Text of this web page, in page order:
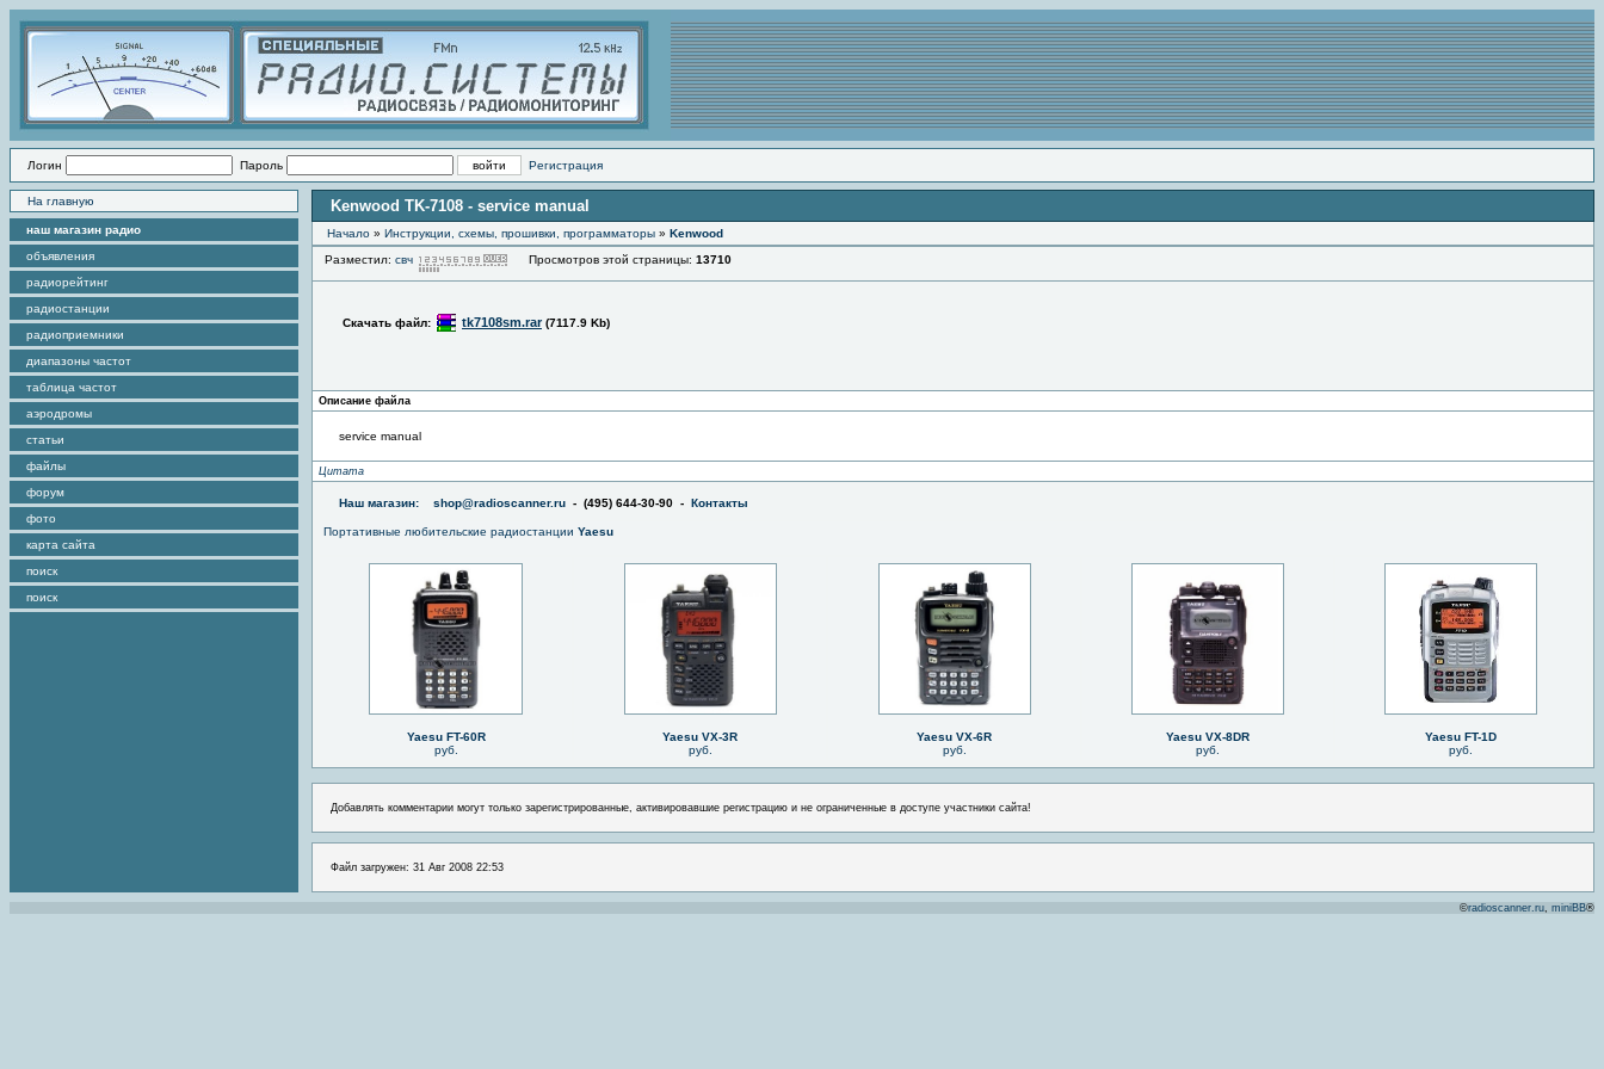
Логин Пароль Регистрация
На главную
наш магазин радио
объявления
радиорейтинг
радиостанции
радиоприемники
диапазоны частот
таблица частот
аэродромы
статьи
файлы
форум
фото
карта сайта
поиск
поиск
Kenwood TK-7108 - service manual
Начало » Инструкции, схемы, прошивки, программаторы » Kenwood
Разместил: свч Просмотров этой страницы: 13710
Скачать файл: tk7108sm.rar (7117.9 Kb)
Описание файла
service manual
Цитата
Наш магазин: shop@radioscanner.ru - (495) 644-30-90 - Контакты
Портативные любительские радиостанции Yaesu
Yaesu FT-60R
руб.
Yaesu VX-3R
руб.
Yaesu VX-6R
руб.
Yaesu VX-8DR
руб.
Yaesu FT-1D
руб.
Добавлять комментарии могут только зарегистрированные, активировавшие регистрацию и не ограниченные в доступе участники сайта!
Файл загружен: 31 Авг 2008 22:53
©radioscanner.ru, miniBB®